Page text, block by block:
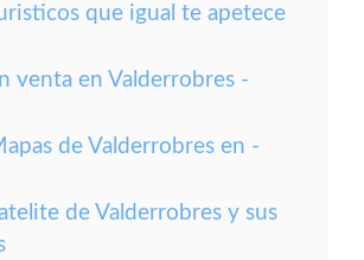
que igual te apetece
venta en Valderrobres -
de Valderrobres en -
de Valderrobres y sus